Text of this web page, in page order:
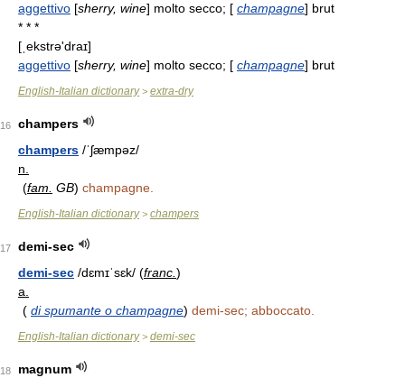
aggettivo [sherry, wine] molto secco; [ champagne] brut
* * *
[ˌekstrə'draɪ]
aggettivo [sherry, wine] molto secco; [ champagne] brut
English-Italian dictionary> extra-dry
16
champers
champers /ˈʃæmpəz/
n.
(fam. GB) champagne.
English-Italian dictionary> champers
17
demi-sec
demi-sec /dɛmɪˈsɛk/ (franc. )
a.
( di spumante o champagne) demi-sec; abboccato.
English-Italian dictionary> demi-sec
18
magnum